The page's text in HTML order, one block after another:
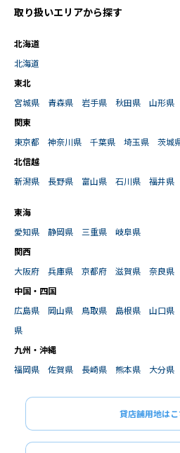
取り扱いエリアから探す
北海道
北海道
東北
宮城県
青森県 岩手県 秋田県 山形県
関東
東京都
神奈川県 千葉県 埼玉県 茨城
北信越
新潟県
長野県 富山県 石川県 福井県
東海
愛知県
静岡県 三重県
岐阜県
関西
大阪府
兵庫県 京都府 滋賀県 奈良県
中国・四国
広島県
岡山県 鳥取県 島根県 山口県
県
九州・沖縄
福岡県
佐賀県 長崎県 熊本県 大分県
貸店舗用地はこ